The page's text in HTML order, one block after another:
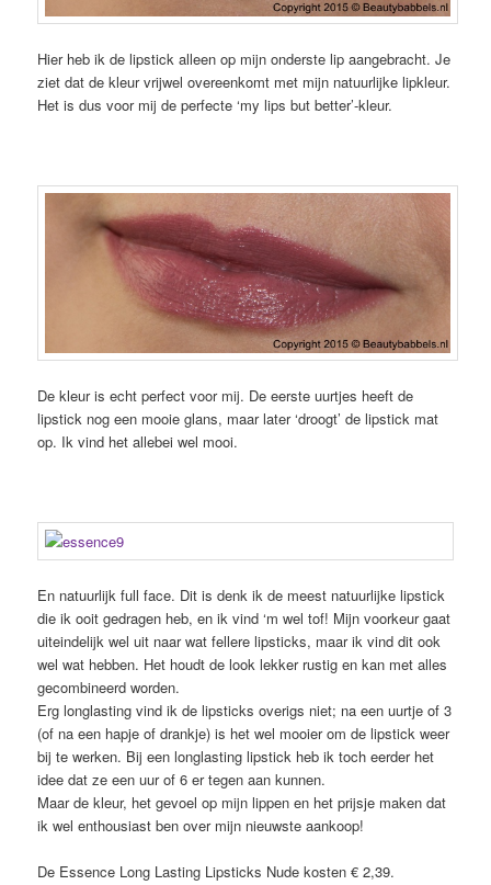
Hier heb ik de lipstick alleen op mijn onderste lip aangebracht. Je
ziet dat de kleur vrijwel overeenkomt met mijn natuurlijke lipkleur.
Het is dus voor mij de perfecte ‘my lips but better’-kleur.
De kleur is echt perfect voor mij. De eerste uurtjes heeft de
lipstick nog een mooie glans, maar later ‘droogt’ de lipstick mat
op. Ik vind het allebei wel mooi.
En natuurlijk full face. Dit is denk ik de meest natuurlijke lipstick
die ik ooit gedragen heb, en ik vind ‘m wel tof! Mijn voorkeur gaat
uiteindelijk wel uit naar wat fellere lipsticks, maar ik vind dit ook
wel wat hebben. Het houdt de look lekker rustig en kan met alles
gecombineerd worden.
Erg longlasting vind ik de lipsticks overigs niet; na een uurtje of 3
(of na een hapje of drankje) is het wel mooier om de lipstick weer
bij te werken. Bij een longlasting lipstick heb ik toch eerder het
idee dat ze een uur of 6 er tegen aan kunnen.
Maar de kleur, het gevoel op mijn lippen en het prijsje maken dat
ik wel enthousiast ben over mijn nieuwste aankoop!
De Essence Long Lasting Lipsticks Nude kosten € 2,39.